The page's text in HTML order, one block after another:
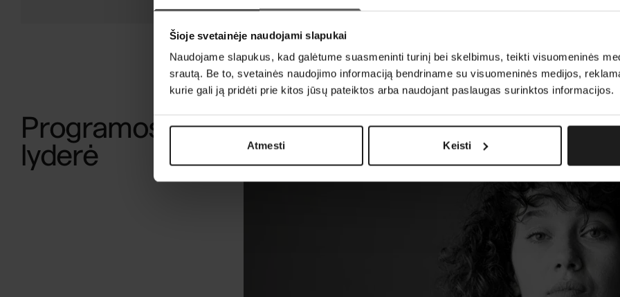
Šioje svetainėje naudojami slapukai
Naudojame slapukus, kad galėtume suasmeninti turinį bei skelbimus, teikti visuomeninės
srautą. Be to, svetainės naudojimo informaciją bendriname su visuomeninės medijos,
kurie gali ją pridėti prie kitos jūsų pateiktos arba naudojant paslaugas surinktos informacijos.
Atmesti Keisti
Programos
lyderė